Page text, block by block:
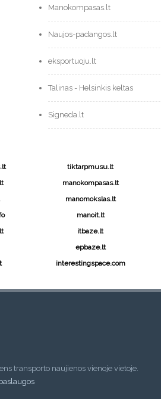
Manokompasas.lt
Naujos-padangos.lt
eksportuoju.lt
Talinas - Helsinkis keltas
Signeda.lt
tiktarpmusu.lt
manokompasas.lt
manomokslas.lt
manoit.lt
itbaze.lt
epbaze.lt
interestingspace.com
transporto naujienos vienoje vietoje.